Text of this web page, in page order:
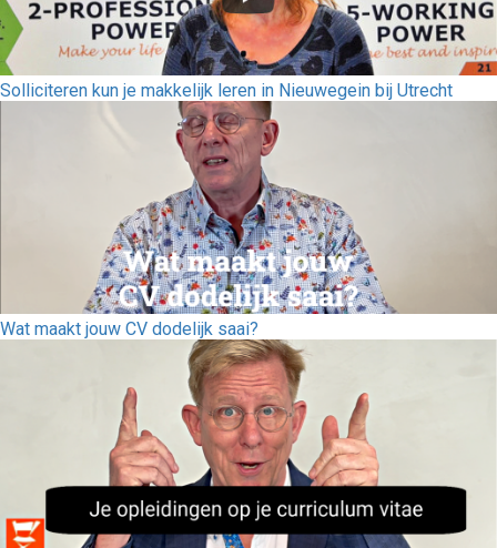
Solliciteren kun je makkelijk leren in Nieuwegein bij Utrecht
Wat maakt jouw CV dodelijk saai?